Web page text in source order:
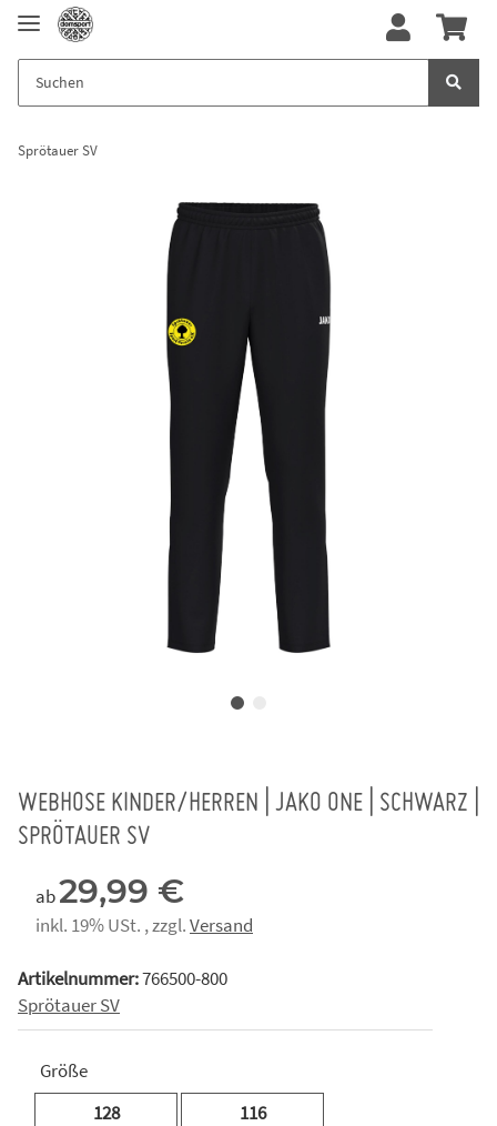
Sprötauer SV
WEBHOSE KINDER/HERREN | JAKO ONE | SCHWARZ |
SPRÖTAUER SV
ab29,99 €
inkl. 19% USt. , zzgl.Versand
Artikelnummer:766500-800
Sprötauer SV
Größe
128
116